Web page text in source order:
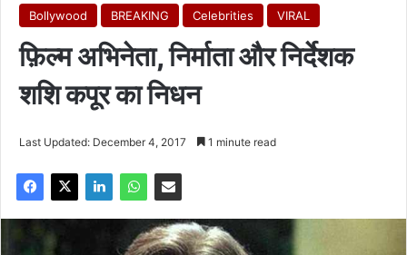
Bollywood BREAKING Celebrities VIRAL
फ़िल्म अभिनेता, निर्माता और निर्देशक
शशि कपूर का निधन
Last Updated: December 4, 2017 1 minute read